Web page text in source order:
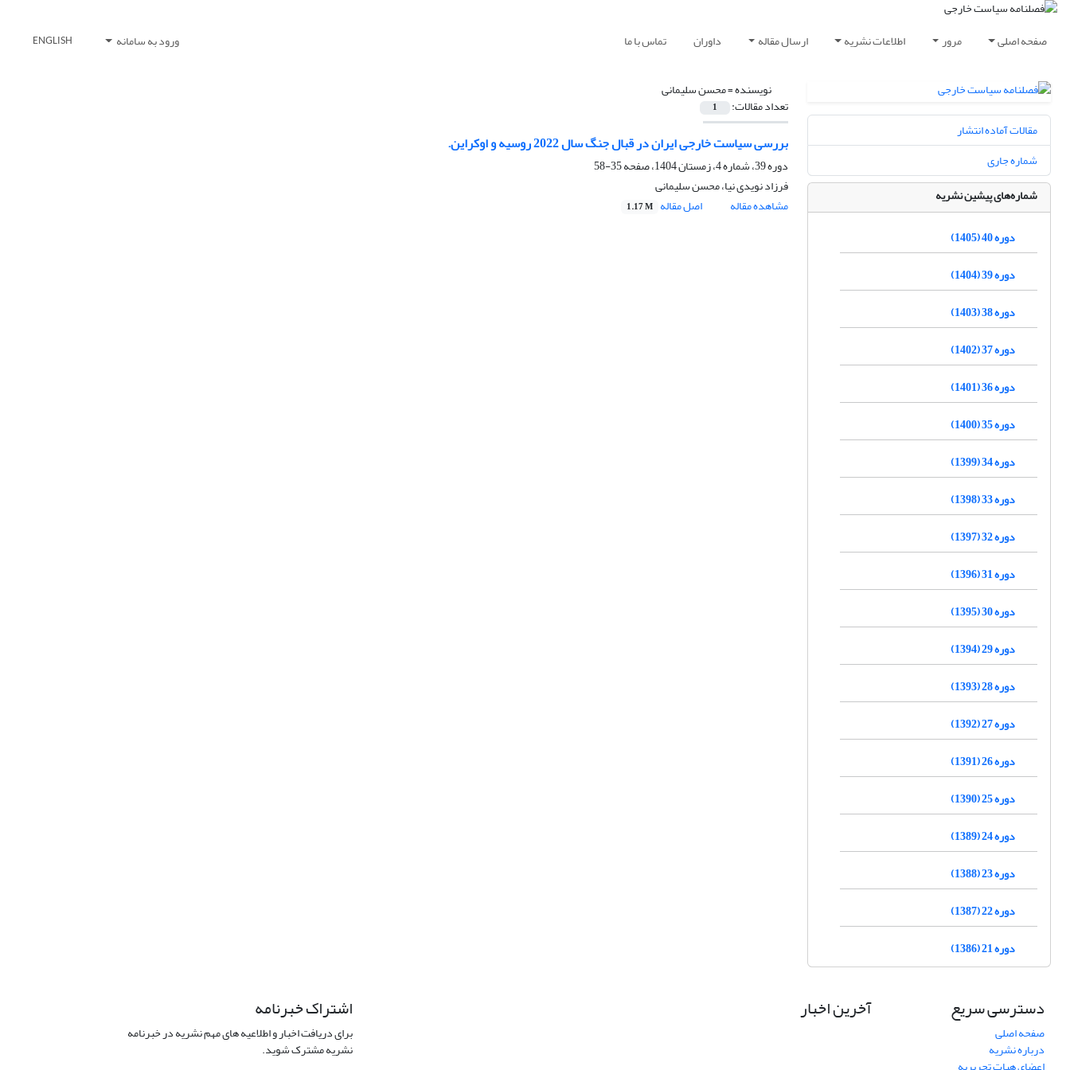
صفحه اصلی مرور اطلاعات نشریه ارسال مقاله داوران تماس با ما ورود به سامانه ENGLISH
نویسنده =محسن سلیمانی
تعداد مقالات: 1
بررسی سیاست خارجی ایران در قبال جنگ سال 2022 روسیه و اوکراین.
دوره 39، شماره 4، زمستان 1404، صفحه
35-58
فرزاد نویدی نیا، محسن سلیمانی
مشاهده مقاله
اصل مقاله 1.17 M
مقالات آماده انتشار
شماره جاری
شماره‌های پیشین نشریه
دوره 40 (1405)
دوره 39 (1404)
دوره 38 (1403)
دوره 37 (1402)
دوره 36 (1401)
دوره 35 (1400)
دوره 34 (1399)
دوره 33 (1398)
دوره 32 (1397)
دوره 31 (1396)
دوره 30 (1395)
دوره 29 (1394)
دوره 28 (1393)
دوره 27 (1392)
دوره 26 (1391)
دوره 25 (1390)
دوره 24 (1389)
دوره 23 (1388)
دوره 22 (1387)
دوره 21 (1386)
دسترسی سریع
صفحه اصلی
درباره نشریه
آخرین اخبار اشتراک خبرنامه
برای دریافت اخبار و اطلاعیه های مهم نشریه در خبرنامه
نشریه مشترک شوید.